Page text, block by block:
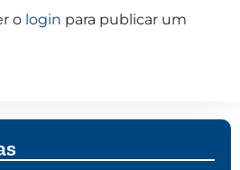
o login para publicar um